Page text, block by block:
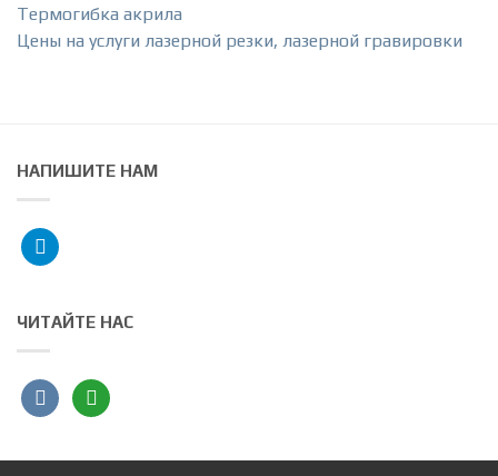
Термогибка акрила
Цены на услуги лазерной резки, лазерной гравировки
НАПИШИТЕ НАМ
telegram
ЧИТАЙТЕ НАС
vkontakteangieslist